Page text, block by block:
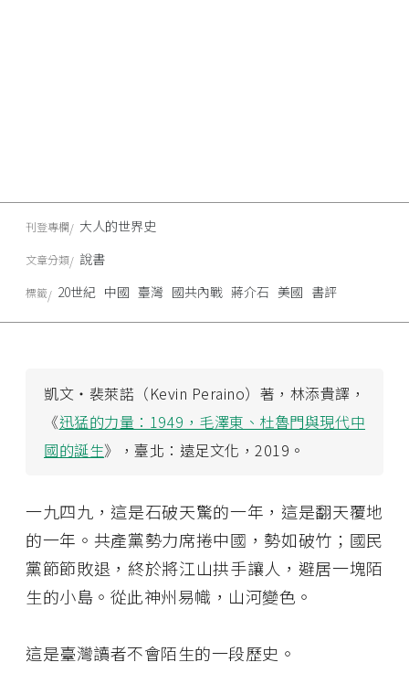
凱文・裴萊諾（Kevin Peraino）著，林添貴譯，
《迅猛的力量：1949，毛澤東、杜魯門與現代中
國的誕生》，臺北：遠足文化，2019。
一九四九，這是石破天驚的一年，這是翻天覆地
的一年。共產黨勢力席捲中國，勢如破竹；國民
黨節節敗退，終於將江山拱手讓人，避居一塊陌
生的小島。從此神州易幟，山河變色。
這是臺灣讀者不會陌生的一段歷史。
刊登專欄 大人的世界史
文章分類 說書
標籤 20世紀 中國 臺灣 國共內戰 蔣介石 美國 書評